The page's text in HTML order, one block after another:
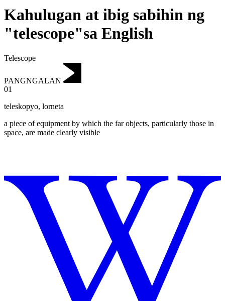
Kahulugan at ibig sabihin ng
"telescope"sa English
Telescope
PANGNGALAN
01
teleskopyo, lorneta
a piece of equipment by which the far objects, particularly those in
space, are made clearly visible